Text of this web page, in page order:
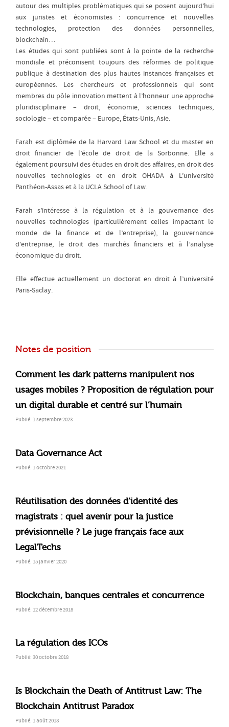
autour des multiples problématiques qui se posent aujourd’hui
aux juristes et économistes : concurrence et nouvelles
technologies, protection des données personnelles,
blockchain…
Les études qui sont publiées sont à la pointe de la recherche
mondiale et préconisent toujours des réformes de politique
publique à destination des plus hautes instances françaises et
européennes. Les chercheurs et professionnels qui sont
membres du pôle innovation mettent à l’honneur une approche
pluridisciplinaire – droit, économie, sciences techniques,
sociologie – et comparée – Europe, États-Unis, Asie.
Farah est diplômée de la Harvard Law School et du master en
droit financier de l’école de droit de la Sorbonne. Elle a
également poursuivi des études en droit des affaires, en droit des
nouvelles technologies et en droit OHADA à L’université
Panthéon-Assas et à la UCLA School of Law.
Farah s’intéresse à la régulation et à la gouvernance des
nouvelles technologies (particulièrement celles impactant le
monde de la finance et de l’entreprise), la gouvernance
d’entreprise, le droit des marchés financiers et à l’analyse
économique du droit.
Elle effectue actuellement un doctorat en droit à l’université
Paris-Saclay.
Notes de position
Comment les dark patterns manipulent nos
usages mobiles ? Proposition de régulation pour
un digital durable et centré sur l’humain
Publié: 1 septembre 2023
Data Governance Act
Publié: 1 octobre 2021
Réutilisation des données d’identité des
magistrats : quel avenir pour la justice
prévisionnelle ? Le juge français face aux
LegalTechs
Publié: 15 janvier 2020
Blockchain, banques centrales et concurrence
Publié: 12 décembre 2018
La régulation des ICOs
Publié: 30 octobre 2018
Is Blockchain the Death of Antitrust Law: The
Blockchain Antitrust Paradox
Publié: 1 août 2018